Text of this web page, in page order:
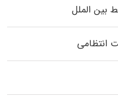
بین الملل
انتظامی